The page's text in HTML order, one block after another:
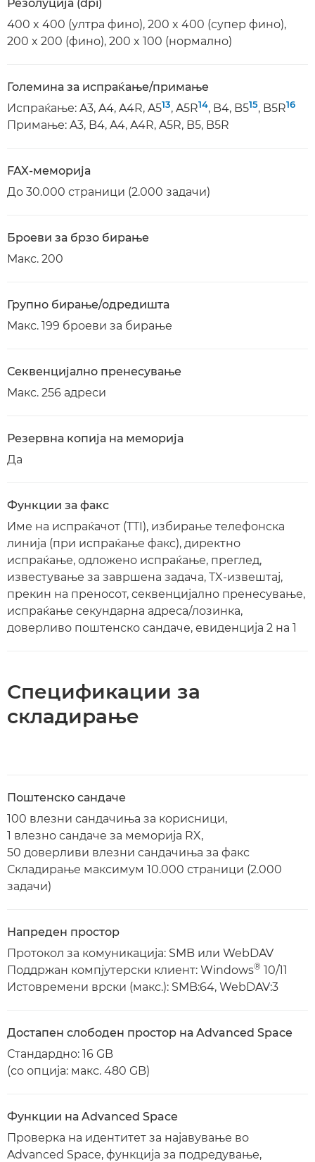
Резолуција (dpi)
400 x 400 (ултра фино), 200 x 400 (супер фино),
200 x 200 (фино), 200 x 100 (нормално)
Големина за испраќање/примање
Испраќање: A3, A4, A4R, A513, A5R14, B4, B515, B5R16
Примање: A3, B4, A4, A4R, A5R, B5, B5R
FAX-меморија
До 30.000 страници (2.000 задачи)
Броеви за брзо бирање
Макс. 200
Групно бирање/одредишта
Макс. 199 броеви за бирање
Секвенцијално пренесување
Макс. 256 адреси
Резервна копија на меморија
Да
Функции за факс
Име на испраќачот (TTI), избирање телефонска
линија (при испраќање факс), директно
испраќање, одложено испраќање, преглед,
известување за завршена задача, TX-извештај,
прекин на преносот, секвенцијално пренесување,
испраќање секундарна адреса/лозинка,
доверливо поштенско сандаче, евиденција 2 на 1
Спецификации за
складирање
Поштенско сандаче
100 влезни сандачиња за корисници,
1 влезно сандаче за меморија RX,
50 доверливи влезни сандачиња за факс
Складирање максимум 10.000 страници (2.000
задачи)
Напреден простор
Протокол за комуникација: SMB или WebDAV
Поддржан компјутерски клиент: Windows® 10/11
Истовремени врски (макс.): SMB:64, WebDAV:3
Достапен слободен простор на Advanced Space
Стандардно: 16 GB
(со опција: макс. 480 GB)
Функции на Advanced Space
Проверка на идентитет за најавување во
Advanced Space, функција за подредување,